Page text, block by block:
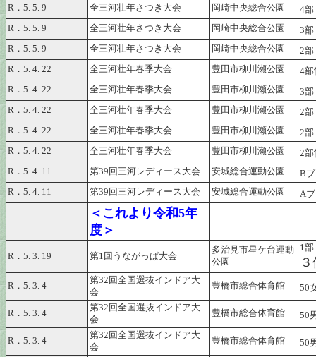
R．5. 5. 9 全三河壮年さつき大会 岡崎中央総合公園 4部
R．5. 5. 9 全三河壮年さつき大会 岡崎中央総合公園 3部
R．5. 5. 9 全三河壮年さつき大会 岡崎中央総合公園 2部
R．5. 4. 22 全三河壮年春季大会 豊田市柳川瀬公園 4部
R．5. 4. 22 全三河壮年春季大会 豊田市柳川瀬公園 3部
R．5. 4. 22 全三河壮年春季大会 豊田市柳川瀬公園 2部
R．5. 4. 22 全三河壮年春季大会 豊田市柳川瀬公園 2部
R．5. 4. 22 全三河壮年春季大会 豊田市柳川瀬公園 2部
R．5. 4. 11 第39回三河レディース大会 安城総合運動公園
B
R．5. 4. 11
第39回三河レディース大会 安城総合運動公園 A
＜これより令和5年
度＞
R．5. 3. 19 第1回うながっぱ大会
多治見市星ケ台運動
公園
1
R．5. 3. 4
第32回全国選抜インドア大
会
豊橋市総合体育館 50
R．5. 3. 4
第32回全国選抜インドア大
会
豊橋市総合体育館 50
R．5. 3. 4
第32回全国選抜インドア大
会
豊橋市総合体育館 50